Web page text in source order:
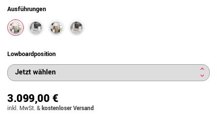
Ausführungen
Lowboardposition
3.099,00 €
inkl. MwSt. &kostenloser Versand